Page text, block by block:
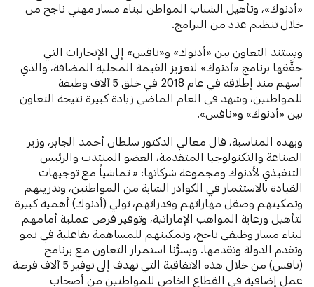
«أدنوك»، وتأهيل الشباب المواطن لبناء مسار مهني ناجح من
خلال تنظيم عدد من البرامج.
ويستند التعاون بين «أدنوك» و«نافس» إلى الإنجازات التي
حقَّقها برنامج «أدنوك» لتعزيز القيمة المحلية المضافة، والذي
أسهم منذ إطلاقه في عام 2018 في خلق 5 آلاف وظيفة
للمواطنين، وشهد في العام الماضي زيادة كبيرة نتيجة التعاون
بين «أدنوك» و«نافس».
وبهذه المناسبة، قال معالي الدكتور سلطان أحمد الجابر، وزير
الصناعة والتكنولوجيا المتقدمة، العضو المنتدب والرئيس
التنفيذي لأدنوك ومجموعة شركاتها: « تماشياً مع توجيهات
القيادة بالاستثمار في الكوادر الشابة من المواطنين، وتدريبهم
وتمكينهم وصقل مهاراتهم وقدراتهم، تولي (أدنوك) أهمية كبيرة
لتأهيل ورعاية المواهب الإماراتية، وتوفير فرص عملية أمامهم
لبناء مسار وظيفي ناجح، وتمكينهم للمساهمة بفاعلية في نمو
وتقدم الدولة وتقدمها. ويسرُّنا استمرار التعاون مع برنامج
(نافس) من خلال هذه الاتفاقية التي تهدف إلى توفير 5 آلاف فرصة
عمل إضافية في القطاع الخاص للمواطنين من أصحاب